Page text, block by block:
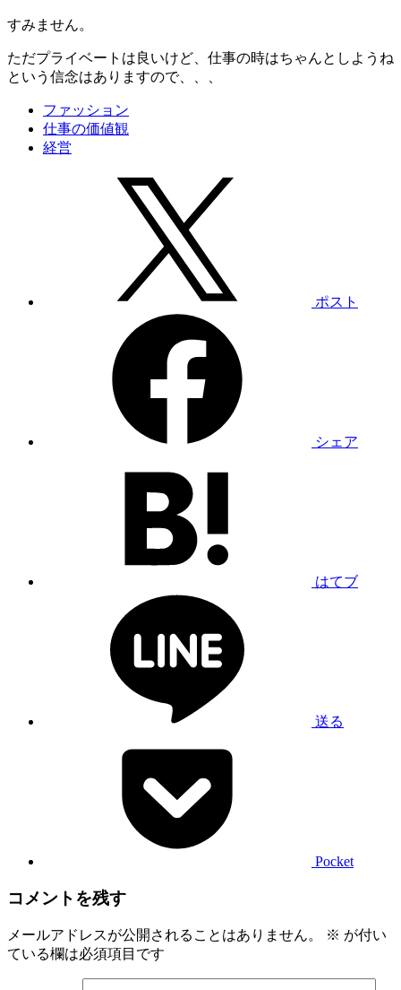
すみません。
ただプライベートは良いけど、仕事の時はちゃんとしようね
という信念はありますので、、、
ファッション
仕事の価値観
経営
ポスト
シェア
はてブ
送る
Pocket
コメントを残す
メールアドレスが公開されることはありません。 ※ が付い
ている欄は必須項目です